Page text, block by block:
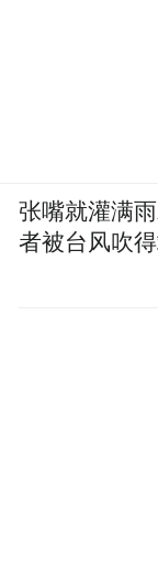
张嘴就灌满
者被台风吹